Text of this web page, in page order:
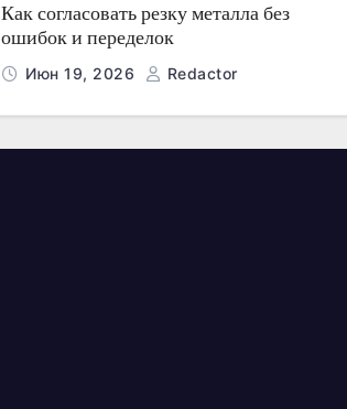
Как согласовать резку металла без
ошибок и переделок
Июн 19, 2026 Redactor